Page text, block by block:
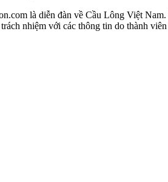
là diễn đàn về Cầu Lông Việt
nhiệm với các thông tin do thành